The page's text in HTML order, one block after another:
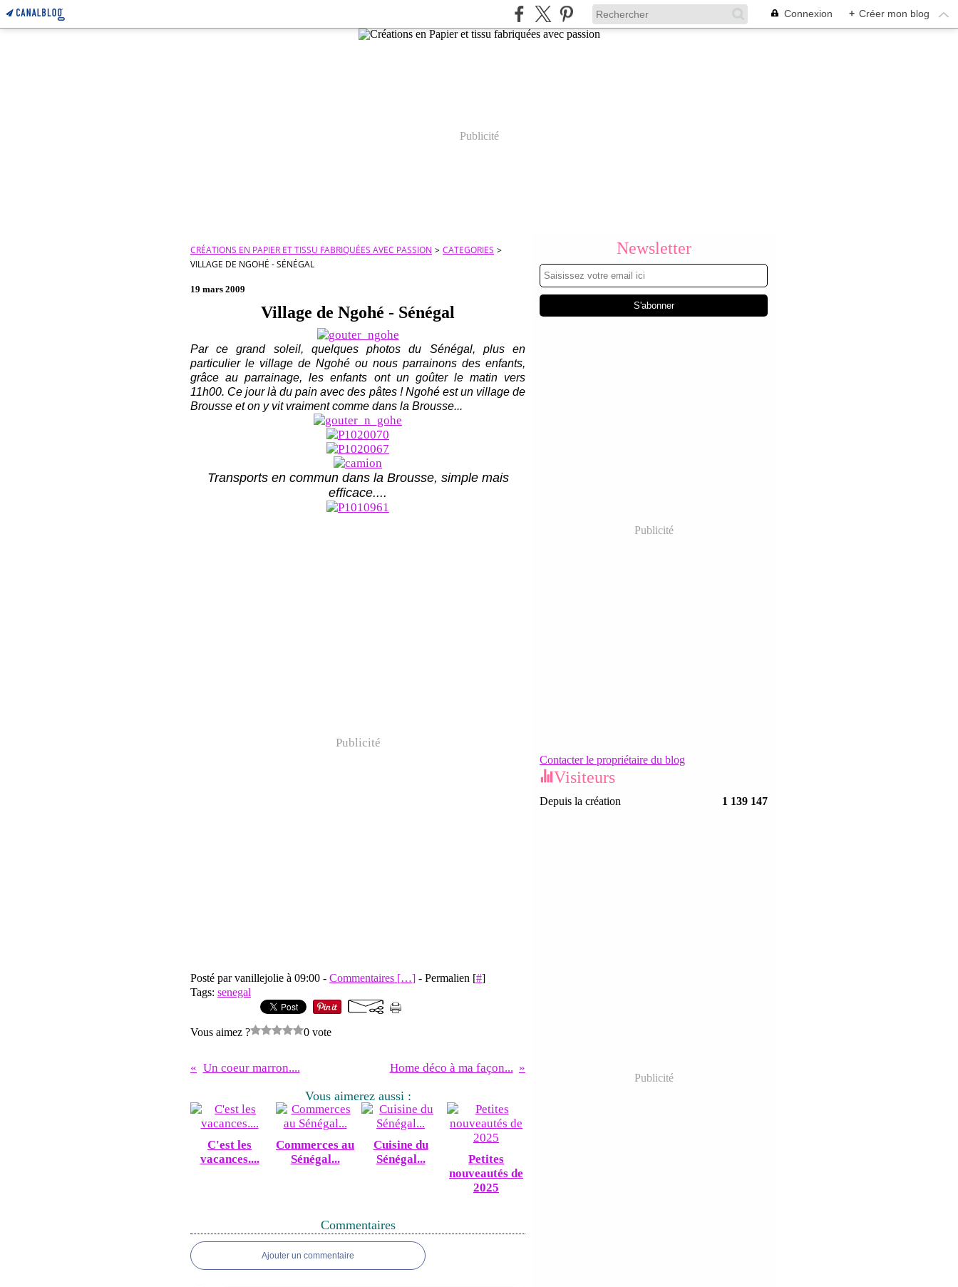
Connexion + Créer mon blog
Publicité
CRÉATIONS EN PAPIER ET TISSU FABRIQUÉES AVEC PASSION > CATEGORIES >
VILLAGE DE NGOHÉ - SÉNÉGAL
19 mars 2009
Village de Ngohé - Sénégal
Par ce grand soleil, quelques photos du Sénégal, plus en
particulier le village de Ngohé ou nous parrainons des enfants,
grâce au parrainage, les enfants ont un goûter le matin vers
11h00. Ce jour là du pain avec des pâtes ! Ngohé est un village de
Brousse et on y vit vraiment comme dans la Brousse...
Transports en commun dans la Brousse, simple mais
efficace....
Publicité
Posté par vanillejolie à 09:00 - Commentaires […] - Permalien [#]
Tags: senegal
Vous aimez ? 0 vote
Un coeur marron.... Home déco à ma façon...
Vous aimerez aussi :
C'est les
vacances....
Commerces au
Sénégal...
Cuisine du
Sénégal...
Petites
nouveautés de
2025
Commentaires
Ajouter un commentaire
Newsletter
Publicité
Contacter le propriétaire du blog
Visiteurs
Depuis la création 1 139 147
Publicité